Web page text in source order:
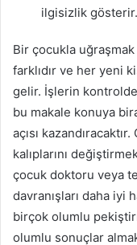
ilgisizlik gösterir.
Bir çocukla
farklıdır ve her yeni
gelir. İşlerin
bu makale konuya
açısı
kalıplarını
çocuk doktoru veya
davranışları daha iyi
birçok olumlu
olumlu sonuçlar